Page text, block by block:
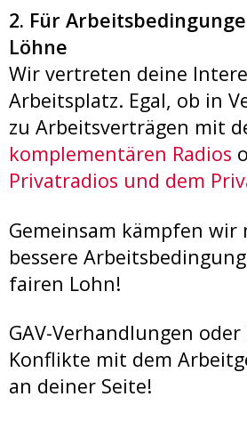
2. Für
Löhne
Wir vertreten deine
Arbeitsplatz. Egal, ob in
zu Arbeitsverträgen mit
komplementären Radios
Privatradios und dem
Gemeinsam kämpfen
bessere
fairen Lohn!
GAV-Verhandlungen
Konflikte mit dem
an deiner Seite!